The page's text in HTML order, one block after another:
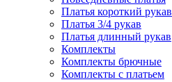
Платья короткий рукав
Платья 3/4 рукав
Платья длинный рукав
Комплекты
Комплекты брючные
Комплекты с платьем